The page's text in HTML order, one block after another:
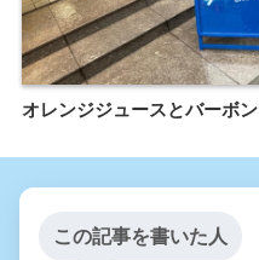
オレンジジュースとバーボン
この記事を書いた人